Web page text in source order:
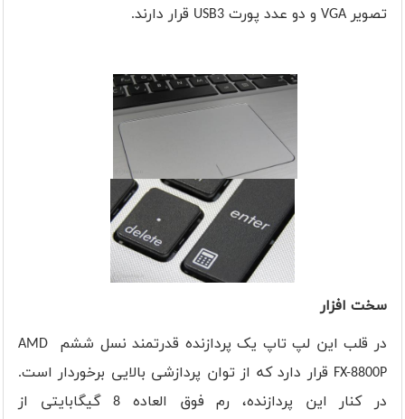
تصویر VGA و دو عدد پورت USB3 قرار دارند.
سخت افزار
در قلب این لپ تاپ یک پردازنده قدرتمند نسل ششم AMD
FX-8800P قرار دارد که از توان پردازشی بالایی برخوردار است.
در کنار این پردازنده، رم فوق العاده 8 گیگابایتی از